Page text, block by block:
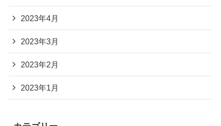
2023年4月
2023年3月
2023年2月
2023年1月